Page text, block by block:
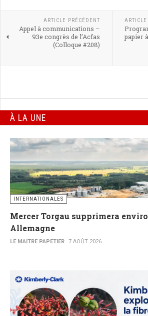
ARTICLE PRÉCÉDENT
Appel à communications –
93e congrès de l’Acfas
(Colloque #208)
papier
À LA UNE
INTERNATIONALES
Mercer Torgau supprimera
Allemagne
LE MAITRE PAPETIER 7 AOÛT 2026